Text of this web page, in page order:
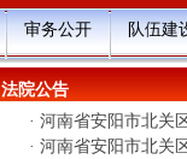
审务公开 队伍建
法院公告
· 河南省安阳市北关
· 河南省安阳市北关